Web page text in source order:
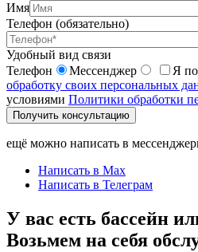
Имя
Телефон (обязательно)
Удобный вид связи
Телефон
Мессенджер Я
обработку своих персональных
условиями Политики обработки
Получить консультацию
ещё можно написать в
Написать в Max
Написать в Телеграм
У вас есть бассейн
Возьмем на себя